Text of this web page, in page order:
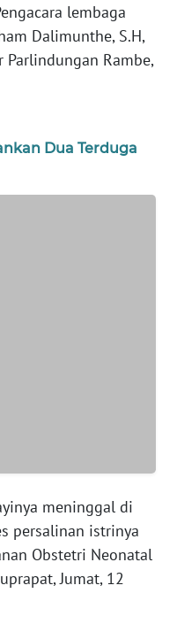
lembaga
Dalimunthe, S.H,
Parlindungan Rambe,
Dua Terduga
meninggal di
persalinan istrinya
Obstetri Neonatal
Jumat, 12